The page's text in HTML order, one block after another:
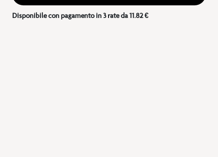
Disponibile con pagamento in 3 rate da 11.82 €